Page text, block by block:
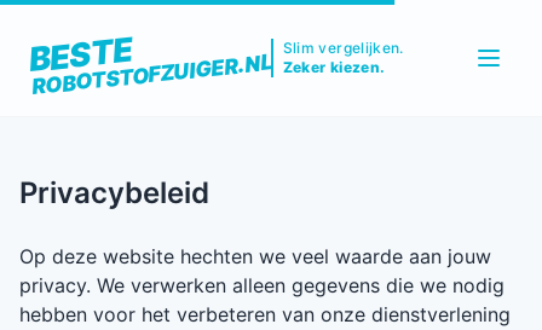
BESTE
ROBOTSTOFZUIGER.NL
Slim vergelijken.
Zeker kiezen.
Privacybeleid
Op deze website hechten we veel waarde aan jouw
privacy. We verwerken alleen gegevens die we nodig
hebben voor het verbeteren van onze dienstverlening